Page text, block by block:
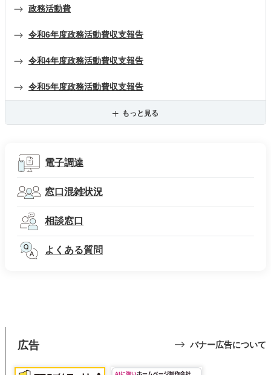
政務活動費
令和6年度政務活動費収支報告
令和4年度政務活動費収支報告
令和5年度政務活動費収支報告
もっと見る
電子調達
窓口混雑状況
相談窓口
よくある質問
広告 バナー広告について